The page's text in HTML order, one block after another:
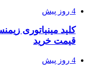
4 روز پیش
قیمت خرید
4 روز پیش